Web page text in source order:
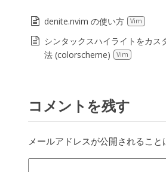
denite.nvim の使い方 Vim
シンタックスハイライトをカス
法 (colorscheme)
Vim
コメントを残す
メールアドレスが公開されること